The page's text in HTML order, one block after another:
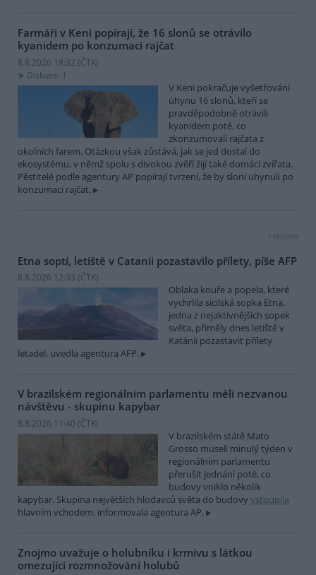
Farmáři v Keni popírají, že 16 slonů se otrávilo
kyanidem po konzumaci rajčat
8.8.2026 18:32 (ČTK)
Diskuse: 1
V Keni pokračuje vyšetřování
úhynu 16 slonů, kteří se
pravděpodobně otrávili
kyanidem poté, co
zkonzumovali rajčata z
okolních farem. Otázkou však zůstává, jak se jed dostal do
ekosystému, v němž spolu s divokou zvěří žijí také domácí zvířata.
Pěstitelé podle agentury AP popírají tvrzení, že by sloni uhynuli po
konzumaci rajčat.
reklama
Etna soptí, letiště v Catanii pozastavilo přílety, píše AFP
8.8.2026 12:33 (ČTK)
Oblaka kouře a popela, které
vychrlila sicilská sopka Etna,
jedna z nejaktivnějších sopek
světa, přiměly dnes letiště v
Katánii pozastavit přílety
letadel, uvedla agentura AFP.
V brazilském regionálním parlamentu měli nezvanou
návštěvu - skupinu kapybar
8.8.2026 11:40 (ČTK)
V brazilském státě Mato
Grosso museli minulý týden v
regionálním parlamentu
přerušit jednání poté, co
budovy vniklo několik
kapybar. Skupina největších hlodavců světa do budovy vstoupila
hlavním vchodem, informovala agentura AP.
Znojmo uvažuje o holubníku i krmivu s látkou
omezující rozmnožování holubů